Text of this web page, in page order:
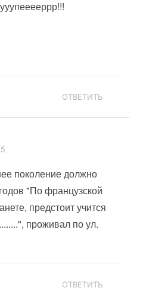
!!!
ОТВЕТИТЬ
поколение должно
"По французской
предстоит учится
проживал по ул.
ОТВЕТИТЬ